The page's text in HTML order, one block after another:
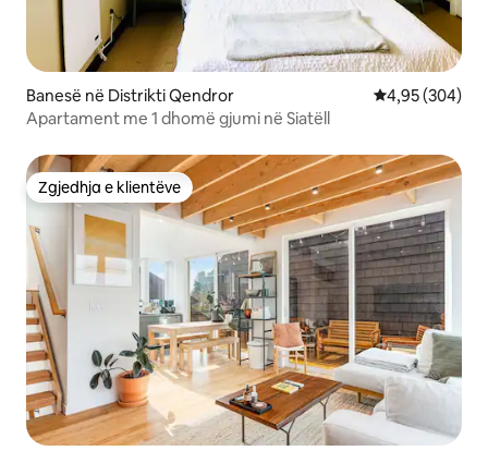
Banesë në Distrikti Qendror Vlerësimi
4,95 (304)
Apartament me 1 dhomë gjumi në Siatëll
Zgjedhja e klientëve
Zgjedhja e klientëve